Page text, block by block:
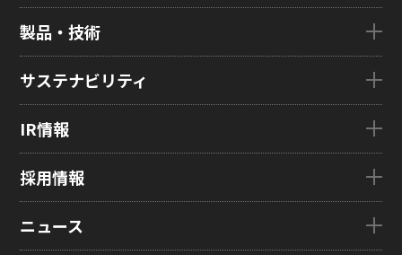
ごあいさつ
企業理念
グローバル子会社
製品・技術
eLEAP
HMO
Rælclear
医療・産業・デジタルカメラ用ディスプレイ
サステナビリティ
トップメッセージ
環境
ガバナンス
IR情報
経営方針
株式・株主情報
採用情報
新卒採用情報
ニュース